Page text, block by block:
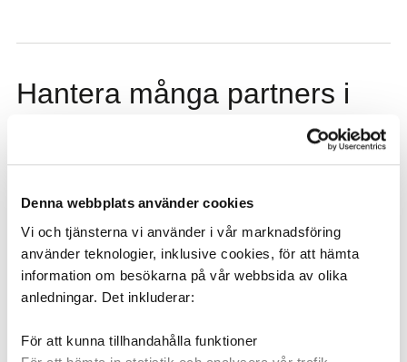
Denna webbplats använder cookies
Vi och tjänsterna vi använder i vår marknadsföring
använder teknologier, inklusive cookies, för att hämta
information om besökarna på vår webbsida av olika
anledningar. Det inkluderar:
För att kunna tillhandahålla funktioner
Hantera många partners i
som skalar.
Mediaflow gör det möjligt att hantera innehåll för flera partners,
marknader och samarbeten i samma plattform. Innehåll kan
återanvändas och anpassas utan att dupliceras.
tappa kontroll över innehållet.